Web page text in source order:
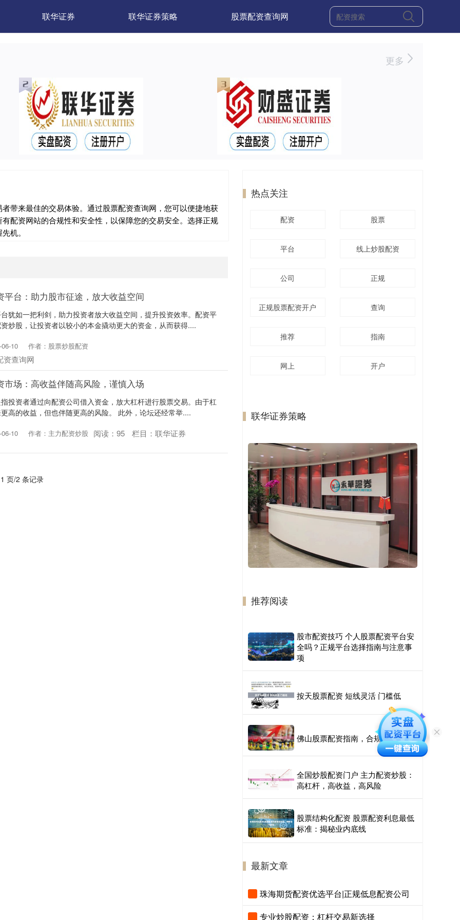
联华证券 联华证券策略 股票配资查询网
更多
带来最佳的交易体验。通过股票配资查询网，您可以便捷地获
配资网站的合规性和安全性，以保障您的交易安全。选择正规
机。
平台：助力股市征途，放大收益空间
犹如一把利剑，助力投资者放大收益空间，提升投资效率。配资平
炒股，让投资者以较小的本金撬动更大的资金，从而获得....
10 作者：股票炒股配资
资查询网
市场：高收益伴随高风险，谨慎入场
投资者通过向配资公司借入资金，放大杠杆进行股票交易。由于杠
高的收益，但也伴随更高的风险。 此外，论坛还经常举....
10 作者：主力配资炒股 阅读： 95 栏目： 联华证券
页/2 条记录
热点关注
配资 股票
平台 线上炒股配资
公司 正规
正规股票配资开户 查询
推荐 指南
网上 开户
联华证券策略
推荐阅读
股市配资技巧 个人股票配资平台安
全吗？正规平台选择指南与注意事
项
按天股票配资 短线灵活 门槛低
佛山股票配资指南，合规渠道速览
全国炒股配资门户 主力配资炒股：
高杠杆，高收益，高风险
股票结构化配资 股票配资利息最低
标准：揭秘业内底线
最新文章
珠海期货配资优选平台|正规低息配资公司
专业炒股配资：杠杆交易新选择